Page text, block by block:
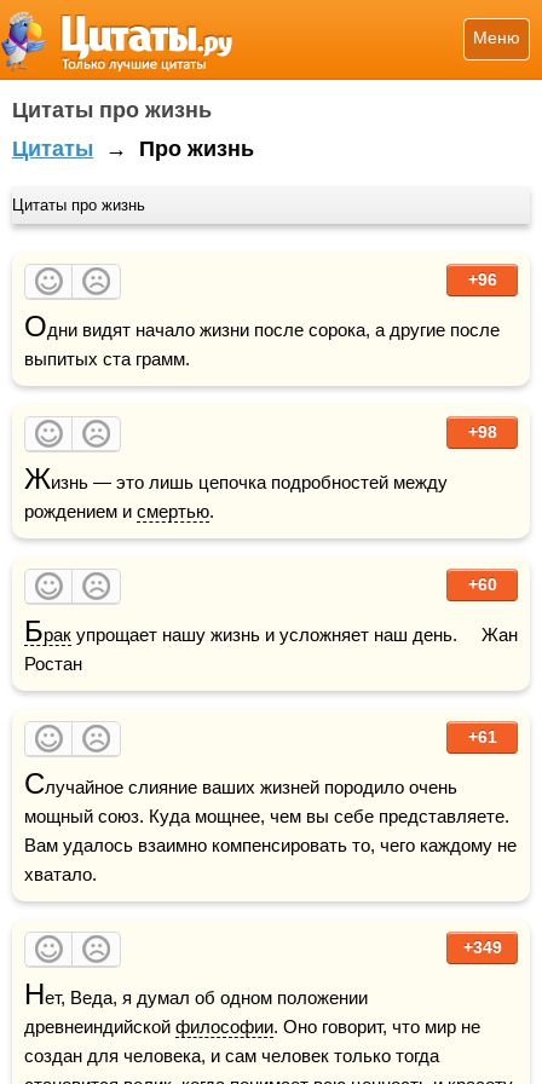
Меню
Цитаты про жизнь
Цитаты → Про жизнь
Цитаты про жизнь
+96
Одни видят начало жизни после сорока, а другие после
выпитых ста грамм.
+98
Жизнь — это лишь цепочка подробностей между
рождением и смертью.
+60
Брак упрощает нашу жизнь и усложняет наш день.     Жан
Ростан
+61
Случайное слияние ваших жизней породило очень
мощный союз. Куда мощнее, чем вы себе представляете.
Вам удалось взаимно компенсировать то, чего каждому не
хватало.
+349
Нет, Веда, я думал об одном положении
древнеиндийской философии. Оно говорит, что мир не
создан для человека, и сам человек только тогда